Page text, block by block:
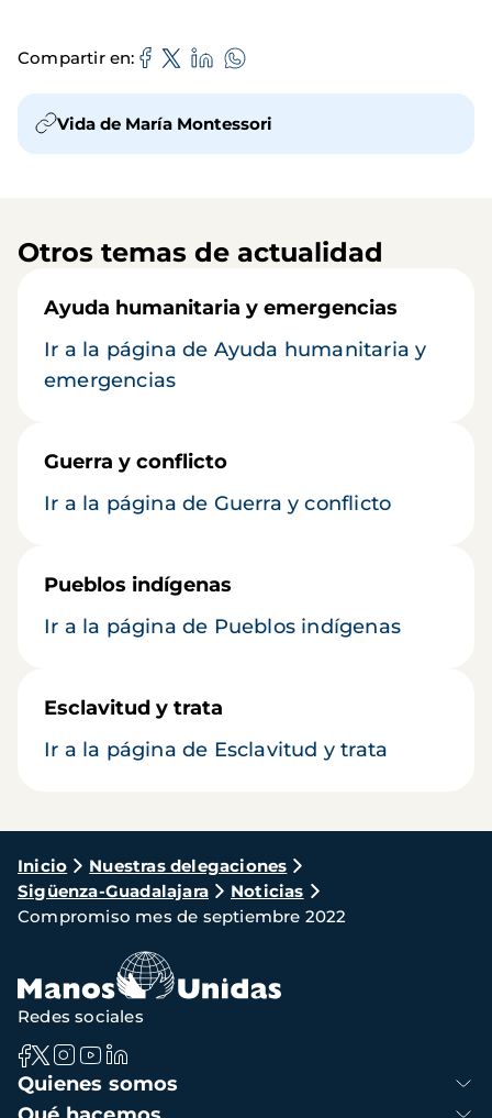
Compartir en
Vida de María Montessori
Otros temas de actualidad
Ayuda humanitaria y emergencias
Ir a la página de Ayuda humanitaria y
emergencias
Guerra y conflicto
Ir a la página de Guerra y conflicto
Pueblos indígenas
Ir a la página de Pueblos indígenas
Esclavitud y trata
Ir a la página de Esclavitud y trata
Ruta
de
navegación
Inicio
Nuestras delegaciones
Sigüenza-Guadalajara
Noticias
Compromiso mes de septiembre 2022
Navegación
principal
Quienes somos
Redes sociales